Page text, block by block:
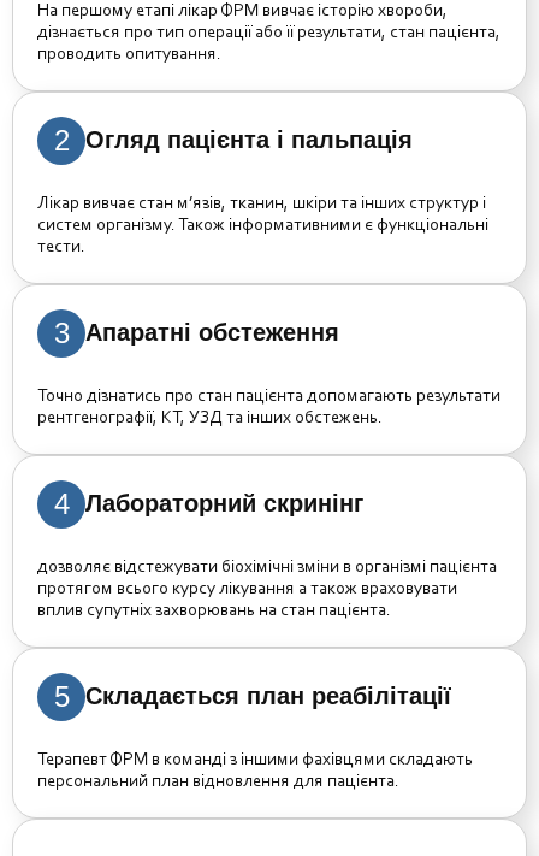
На першому етапі лікар ФРМ вивчає історію хвороби,
дізнається про тип операції або її результати, стан пацієнта,
проводить опитування.
2 Огляд пацієнта і пальпація
Лікар вивчає стан м’язів, тканин, шкіри та інших структур і
систем організму. Також інформативними є функціональні
тести.
3 Апаратні обстеження
Точно дізнатись про стан пацієнта допомагають результати
рентгенографії, КТ, УЗД та інших обстежень.
4 Лабораторний скринінг
дозволяє відстежувати біохімічні зміни в організмі пацієнта
протягом всього курсу лікування а також враховувати
вплив супутніх захворювань на стан пацієнта.
5 Складається план реабілітації
Терапевт ФРМ в команді з іншими фахівцями складають
персональний план відновлення для пацієнта.